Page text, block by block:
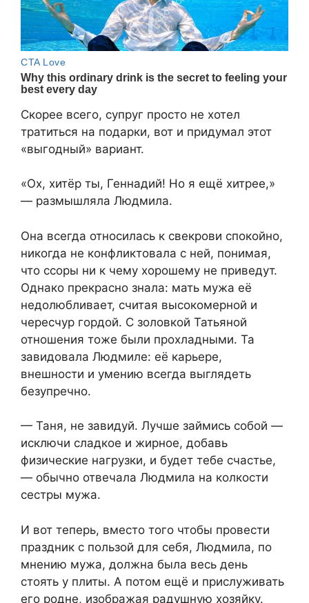
Скорее всего, супруг просто не хотел
тратиться на подарки, вот и придумал этот
«выгодный» вариант.
«Ох, хитёр ты, Геннадий! Но я ещё хитрее,»
— размышляла Людмила.
Она всегда относилась к свекрови спокойно,
никогда не конфликтовала с ней, понимая,
что ссоры ни к чему хорошему не приведут.
Однако прекрасно знала: мать мужа её
недолюбливает, считая высокомерной и
чересчур гордой. С золовкой Татьяной
отношения тоже были прохладными. Та
завидовала Людмиле: её карьере,
внешности и умению всегда выглядеть
безупречно.
— Таня, не завидуй. Лучше займись собой —
исключи сладкое и жирное, добавь
физические нагрузки, и будет тебе счастье,
— обычно отвечала Людмила на колкости
сестры мужа.
И вот теперь, вместо того чтобы провести
праздник с пользой для себя, Людмила, по
мнению мужа, должна была весь день
стоять у плиты. А потом ещё и прислуживать
его родне, изображая радушную хозяйку.